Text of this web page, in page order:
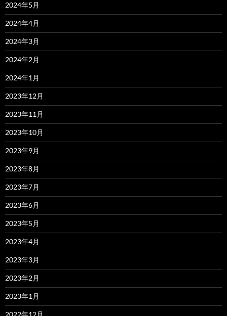
2024年5月
2024年4月
2024年3月
2024年2月
2024年1月
2023年12月
2023年11月
2023年10月
2023年9月
2023年8月
2023年7月
2023年6月
2023年5月
2023年4月
2023年3月
2023年2月
2023年1月
2022年12月